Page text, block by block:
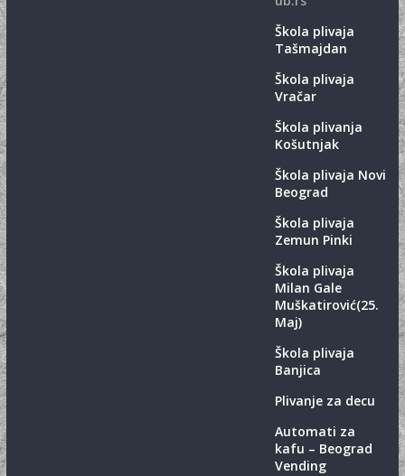
Škola plivaja
Tašmajdan
Škola plivaja
Vračar
Škola plivanja
Košutnjak
Škola plivaja Novi
Beograd
Škola plivaja
Zemun Pinki
Škola plivaja
Milan Gale
Muškatirović(25.
Maj)
Škola plivaja
Banjica
Plivanje za decu
Automati za
kafu – Beograd
Vending